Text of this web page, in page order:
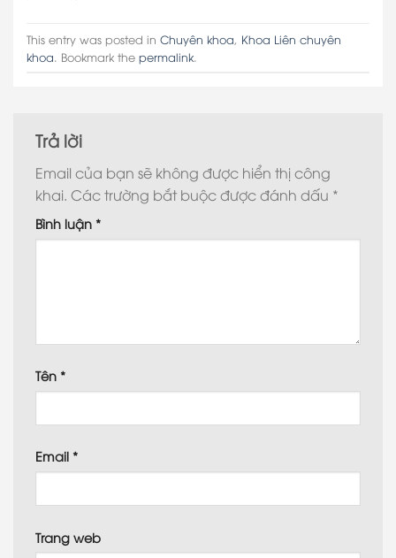
This entry was posted in Chuyên khoa, Khoa Liên chuyên
khoa. Bookmark the permalink.
Trả lời
Email của bạn sẽ không được hiển thị công
khai. Các trường bắt buộc được đánh dấu *
Bình luận *
Tên *
Email *
Trang web